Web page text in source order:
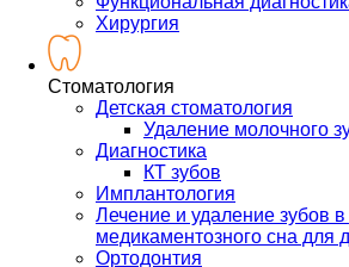
Хирургия
Стоматология
Детская стоматология
Удаление молочного
Диагностика
КТ зубов
Имплантология
Лечение и удаление зубов
медикаментозного сна для
Ортодонтия